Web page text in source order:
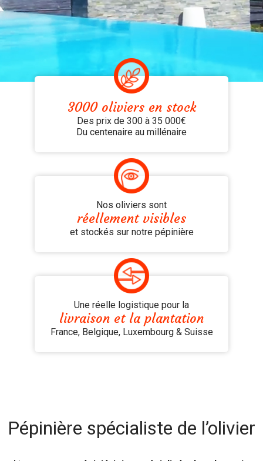
3000 oliviers en stock
Des prix de 300 à 35 000€
Du centenaire au millénaire
Nos oliviers sont
réellement visibles
et stockés sur notre pépinière
Une réelle logistique pour la
livraison et la plantation
France, Belgique, Luxembourg & Suisse
Pépinière spécialiste de l’olivier